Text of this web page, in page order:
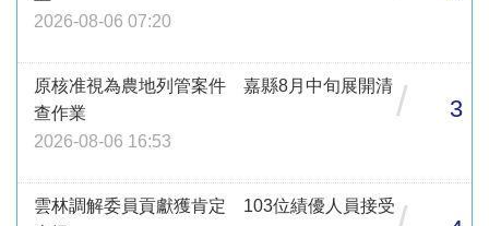
2026-08-06 07:20
原核准視為農地列管案件 嘉縣8月中旬展開清
查作業
2026-08-06 16:53
/ 3
雲林調解委員貢獻獲肯定 103位績優人員接受